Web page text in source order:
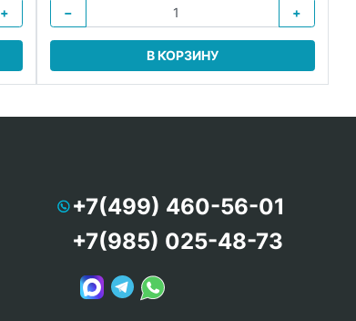
+
−
+
В КОРЗИНУ
+7(499) 460-56-01
+7(985) 025-48-73